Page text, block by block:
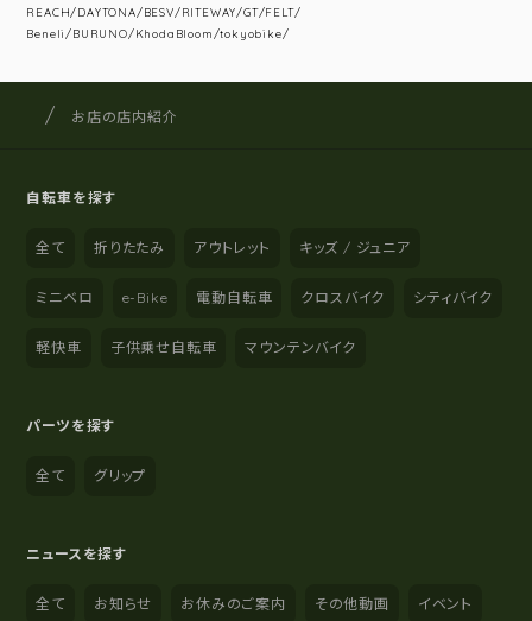
REACH/DAYTONA/BESV/RITEWAY/GT/FELT/
Beneli/BURUNO/KhodaBloom/tokyobike/
サイト内の現在地
サイクルショップナカゴヤ
お店の店内紹介
自転車を探す
全て 折りたたみ アウトレット キッズ / ジュニア
ミニベロ e-Bike 電動自転車 クロスバイク シティバイク
軽快車 子供乗せ自転車 マウンテンバイク
パーツを探す
全て グリップ
ニュースを探す
全て お知らせ お休みのご案内 その他動画 イベント